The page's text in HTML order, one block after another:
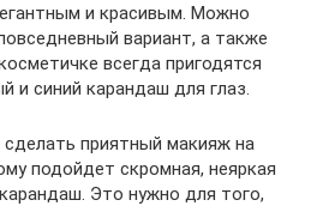
и красивым. Можно
вариант, а также
всегда пригодятся
и синий карандаш для глаз.
приятный макияж на
подойдет скромная, неяркая
Это нужно для того,